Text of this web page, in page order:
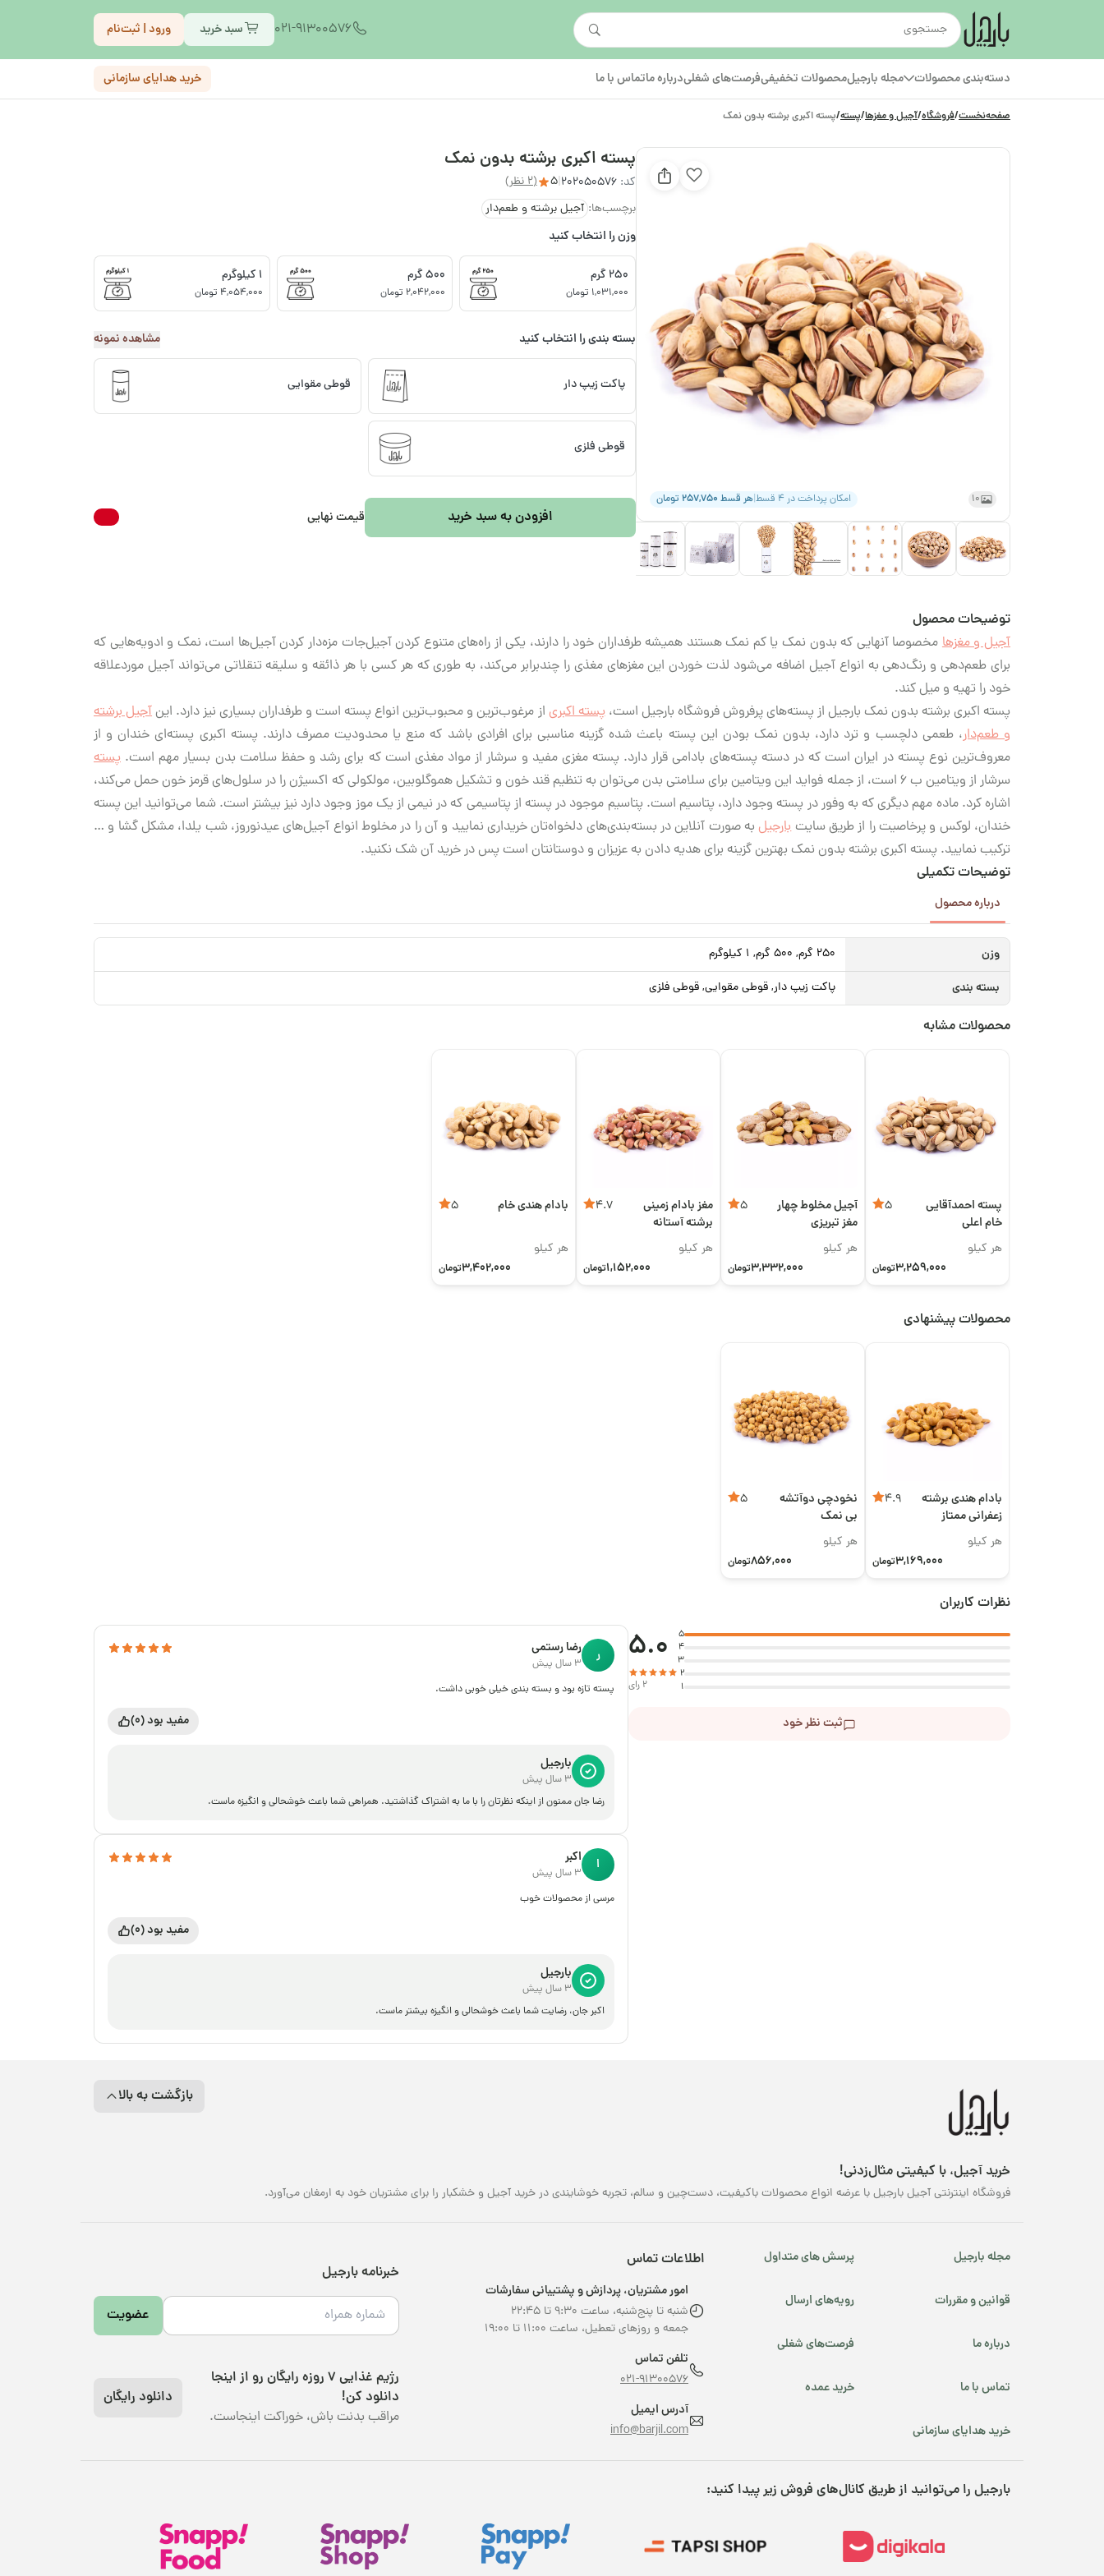
021-91300576 سبد خرید ورود | ثبت‌نام
دسته‌بندی محصولات مجله بارجیلمحصولات تخفیفیفرصت‌های شغلیدرباره ماتماس با ما خرید هدایای سازمانی
صفحه‌نخست/فروشگاه/آجیل و مغزها/پسته/پسته اکبری برشته بدون نمک
10 امکان پرداخت در ۴ قسط |هر قسط ۲۵۷,۷۵۰ تومان
پسته اکبری برشته بدون نمک
کد: 202050576
|
5
(2 نظر)
برچسب‌ها: آجیل برشته و طعم‌دار
وزن را انتخاب کنید
250 گرم
1,031,000 تومان
500 گرم
2,042,000 تومان
1 کیلوگرم
4,054,000 تومان
بسته بندی را انتخاب کنید مشاهده نمونه
پاکت زیپ دار قوطی مقوایی
قوطی فلزی
افزودن به سبد خرید قیمت نهایی
توضیحات محصول
آجیل‌‌ و مغزها مخصوصا آنهایی که بدون نمک یا کم نمک هستند همیشه طرفداران خود را دارند، یکی از راه‌های متنوع کردن آجیل‌جات مزه‌دار کردن آجیل‌ها است، نمک و ادویه‌هایی که
برای طعم‌دهی و رنگ‌دهی به انواع آجیل اضافه می‌شود لذت خوردن این مغزهای مغذی را چندبرابر می‌کند، به طوری که هر کسی با هر ذائقه و سلیقه تنقلاتی می‌تواند آجیل موردعلاقه
خود را تهیه و میل کند.
پسته اکبری برشته بدون نمک بارجیل از پسته‌های پرفروش فروشگاه بارجیل است،پسته اکبری از مرغوب‌ترین و محبوب‌ترین انواع پسته است و طرفداران بسیاری نیز دارد. این آجیل برشته
و طعم‌دار، طعمی دلچسب و ترد دارد، بدون نمک بودن این پسته باعث شده گزینه مناسبی برای افرادی باشد که منع یا محدودیت مصرف دارند. پسته اکبری پسته‌ای خندان و از
معروف‌ترین نوع پسته در ایران است که در دسته پسته‌های بادامی قرار دارد. پسته مغزی مفید و سرشار از مواد مغذی است که برای رشد و حفظ سلامت بدن بسیار مهم است. پسته
سرشار از ویتامین ب 6 است، از جمله فواید این ویتامین برای سلامتی بدن می‌توان به تنظیم قند خون و تشکیل هموگلوبین، مولکولی که اکسیژن را در سلول‌های قرمز خون حمل می‌کند،
اشاره کرد. ماده‌ مهم دیگری که به وفور در پسته وجود دارد، پتاسیم است. پتاسیم موجود در پسته از پتاسیمی که در نیمی از یک موز وجود دارد نیز بیشتر است. شما می‌توانید این پسته
خندان، لوکس و پرخاصیت را از طریق سایتبارجیل به صورت آنلاین در بسته‌بندی‌های دلخواه‌تان خریداری نمایید و آن را در مخلوط انواع آجیل‌های عیدنوروز، شب یلدا، مشکل گشا و …
ترکیب نمایید. پسته اکبری برشته بدون نمک بهترین گزینه برای هدیه دادن به عزیزان و دوستانتان است پس در خرید آن شک نکنید.
توضیحات تکمیلی
درباره محصول
وزن 250 گرم, 500 گرم, 1 کیلوگرم
بسته بندی پاکت زیپ دار, قوطی مقوایی, قوطی فلزی
محصولات مشابه
پسته احمدآقایی
خام اعلی
5
هر کیلو
3,259,000تومان
آجیل مخلوط چهار
مغز تبریزی
5
هر کیلو
3,332,000تومان
مغز بادام زمینی
برشته آستانه
اعلی
4.7
هر کیلو
1,152,000تومان
بادام هندی خام 5
هر کیلو
3,402,000تومان
محصولات پیشنهادی
بادام هندی برشته
زعفرانی ممتاز
4.9
هر کیلو
3,169,000تومان
نخودچی دوآتشه
بی نمک
5
هر کیلو
856,000تومان
نظرات کاربران
5
4
3
2
1
5.0
2 رای
ثبت نظر خود
رضا رستمی
3 سال پیش ر
پسته تازه بود و بسته بندی خیلی خوبی داشت.
مفید بود (0)
بارجیل
3 سال پیش
رضا جان ممنون از اینکه نظرتان را با ما به اشتراک گذاشتید. همراهی شما باعث خوشحالی و انگیزه ماست.
اکبر
3 سال پیش ا
مرسی از محصولات خوب
مفید بود (0)
بارجیل
3 سال پیش
اکبر جان، رضایت شما باعث خوشحالی و انگیزه بیشتر ماست.
بازگشت به بالا
خرید آجیل، با کیفیتی مثال‌زدنی!
فروشگاه اینترنتی آجیل بارجیل با عرضه انواع محصولات باکیفیت، دست‌چین و سالم، تجربه خوشایندی در خرید آجیل و خشکبار را برای مشتریان خود به ارمغان می‌آورد.
مجله بارجیل پرسش های متداول
قوانین و مقررات رویه‌های ارسال
درباره ما فرصت‌های شغلی
تماس با ما خرید عمده
خرید هدایای سازمانی
اطلاعات تماس
امور مشتریان، پردازش و پشتیبانی سفارشات
شنبه تا پنج‌شنبه، ساعت ۹:۳۰ تا ۲۲:۴۵
جمعه و روزهای تعطیل، ساعت ۱۱:۰۰ تا ۱۹:۰۰
تلفن تماس
021-91300576
آدرس ایمیل
info@barjil.com
خبرنامه بارجیل
عضویت
رژیم غذایی 7 روزه رایگان رو از اینجا
دانلود کن!
مراقب بدنت باش، خوراکت اینجاست.
دانلود رایگان
بارجیل را می‌توانید از طریق کانال‌های فروش زیر پیدا کنید: